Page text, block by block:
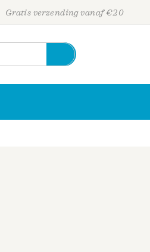
Gratis verzending vanaf €20
Personen